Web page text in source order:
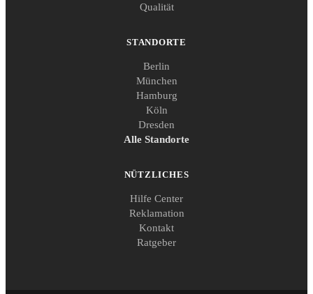
Qualität
STANDORTE
Berlin
München
Hamburg
Köln
Dresden
Alle Standorte
NÜTZLICHES
Hilfe Center
Reklamation
Kontakt
Ratgeber